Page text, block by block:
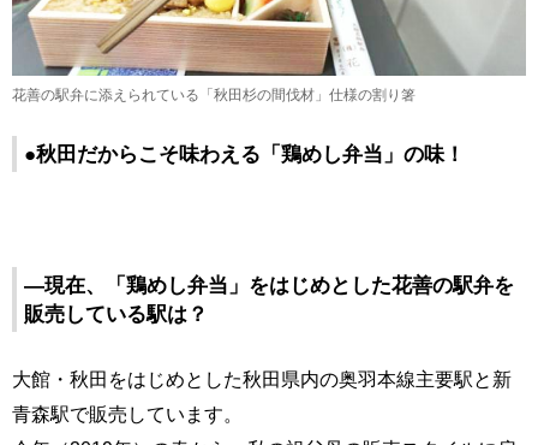
花善の駅弁に添えられている「秋田杉の間伐材」仕様の割り箸
●秋田だからこそ味わえる「鶏めし弁当」の味！
―現在、「鶏めし弁当」をはじめとした花善の駅弁を
販売している駅は？
大館・秋田をはじめとした秋田県内の奥羽本線主要駅と新
青森駅で販売しています。